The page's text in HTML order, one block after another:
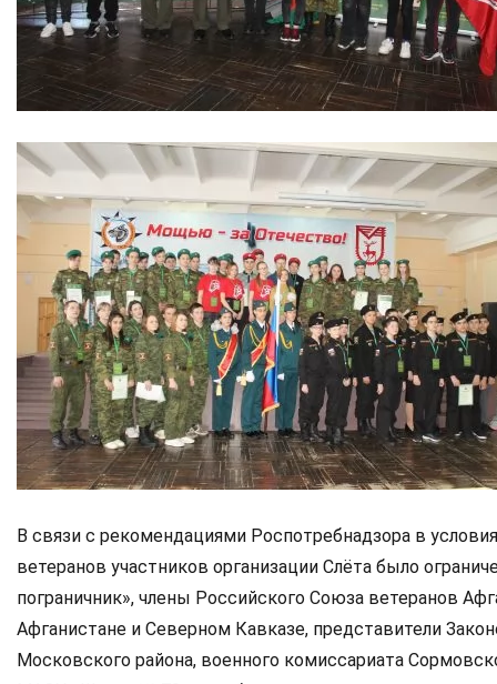
В связи с рекомендациями Роспотребнадзора в
ветеранов участников организации Слёта было
пограничник», члены Российского Союза ветеранов
Афганистане и Северном Кавказе, представители
Московского района, военного комиссариата